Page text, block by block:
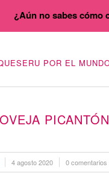
POR EL
4 agosto 2020 0 comentarios
¿Aún no sabes cómo